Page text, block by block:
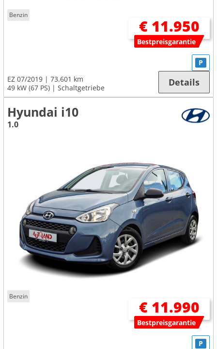
Benzin
€ 11.950
Bestpreisgarantie
EZ 07/2019
73.601 km
49 kW (67 PS)
Schaltgetriebe
P
Details
Hyundai i10
1.0
Benzin
€ 11.990
Bestpreisgarantie
P